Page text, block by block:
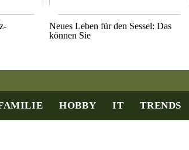
Neues Leben für den Sessel: Das
können Sie
HOBBY IT TRENDS